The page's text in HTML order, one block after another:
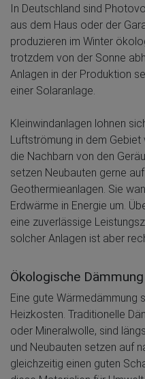
In Deutschland sind
aus dem Haus oder der
produzieren im Winter
trotzdem von der Sonne
Anlagen in der Produktion
einer Solaranlage.
Kleinwindanlagen lohnen
Luftströmung in dem
die Nachbarn von den
setzen Neubauten gerne
Geothermieanlagen. Sie
Erdwärme in Energie um.
eine zuverlässige
solcher Anlagen ist aber
Ökologische
Eine gute Wärmedämmung
Heizkosten. Traditionelle
oder Mineralwolle, sind
und Neubauten setzen auf
gleichzeitig einen guten